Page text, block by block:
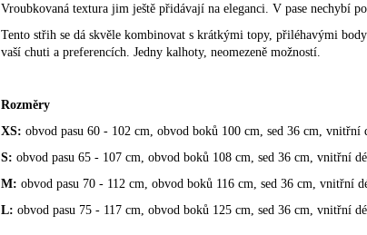
Vroubkovaná textura jim ještě přidávají na eleganci. V pase nechybí
Tento střih se dá skvěle kombinovat s krátkými topy, přiléhavými
vaší chuti a preferencích. Jedny kalhoty, neomezeně možností.
Rozměry
XS: obvod pasu 60 - 102 cm, obvod boků 100 cm, sed 36 cm, vnitřní
S: obvod pasu 65 - 107 cm, obvod boků 108 cm, sed 36 cm, vnitřní
M: obvod pasu 70 - 112 cm, obvod boků 116 cm, sed 36 cm, vnitřní
L: obvod pasu 75 - 117 cm, obvod boků 125 cm, sed 36 cm, vnitřní